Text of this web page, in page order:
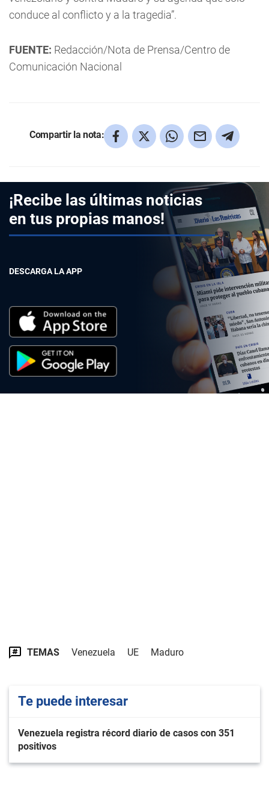
conduce al conflicto y a la tragedia”.
FUENTE: Redacción/Nota de Prensa/Centro de
Comunicación Nacional
Compartir la nota:
¡Recibe las últimas noticias
en tus propias manos!
DESCARGA LA APP
TEMAS Venezuela UE Maduro
Te puede interesar
Venezuela registra récord diario de casos con 351
positivos